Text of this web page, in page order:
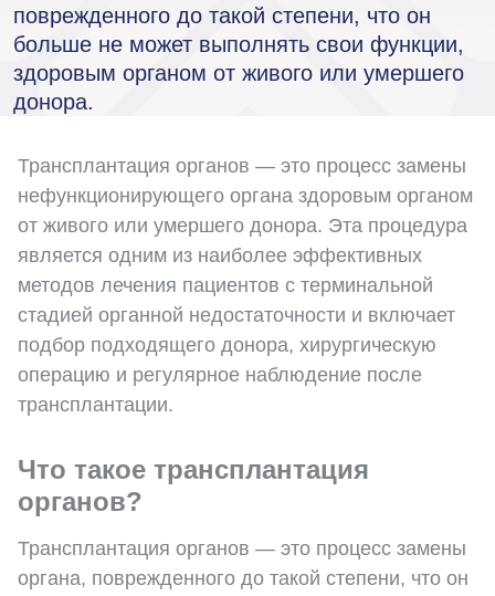
поврежденного до такой степени, что он
больше не может выполнять свои функции,
здоровым органом от живого или умершего
донора.
Трансплантация органов — это процесс замены
нефункционирующего органа здоровым органом
от живого или умершего донора. Эта процедура
является одним из наиболее эффективных
методов лечения пациентов с терминальной
стадией органной недостаточности и включает
подбор подходящего донора, хирургическую
операцию и регулярное наблюдение после
трансплантации.
Что такое трансплантация
органов?
Трансплантация органов — это процесс замены
органа, поврежденного до такой степени, что он